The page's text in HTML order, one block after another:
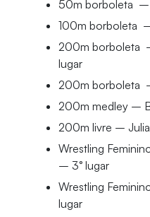
50m borboleta –
100m borboleta
200m borboleta
lugar
200m borboleta
200m medley –
200m livre –
Wrestling
– 3° lugar
Wrestling
lugar